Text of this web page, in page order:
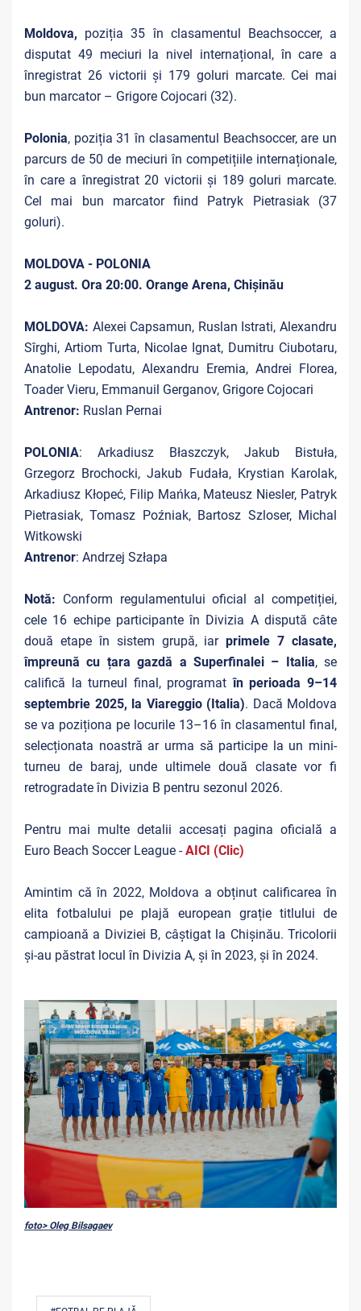
Moldova, poziția 35 în clasamentul Beachsoccer, a
disputat 49 meciuri la nivel internațional, în care a
înregistrat 26 victorii și 179 goluri marcate. Cei mai
bun marcator – Grigore Cojocari (32).
Polonia, poziția 31 în clasamentul Beachsoccer, are un
parcurs de 50 de meciuri în competițiile internaționale,
în care a înregistrat 20 victorii și 189 goluri marcate.
Cel mai bun marcator fiind Patryk Pietrasiak (37
goluri).
MOLDOVA - POLONIA
2 august. Ora 20:00. Orange Arena, Chișinău
MOLDOVA: Alexei Capsamun, Ruslan Istrati, Alexandru
Sîrghi, Artiom Turta, Nicolae Ignat, Dumitru Ciubotaru,
Anatolie Lepodatu, Alexandru Eremia, Andrei Florea,
Toader Vieru, Emmanuil Gerganov, Grigore Cojocari
Antrenor: Ruslan Pernai
POLONIA: Arkadiusz Błaszczyk, Jakub Bistuła,
Grzegorz Brochocki, Jakub Fudała, Krystian Karolak,
Arkadiusz Kłopeć, Filip Mańka, Mateusz Niesler, Patryk
Pietrasiak, Tomasz Poźniak, Bartosz Szloser, Michal
Witkowski
Antrenor: Andrzej Szłapa
Notă: Conform regulamentului oficial al competiției,
cele 16 echipe participante în Divizia A dispută câte
două etape în sistem grupă, iarprimele 7 clasate,
împreună cu țara gazdă a Superfinalei – Italia, se
califică la turneul final, programatîn perioada 9–14
septembrie 2025, la Viareggio (Italia). Dacă Moldova
se va poziționa pe locurile 13–16 în clasamentul final,
selecționata noastră ar urma să participe la un mini-
turneu de baraj, unde ultimele două clasate vor fi
retrogradate în Divizia B pentru sezonul 2026.
Pentru mai multe detalii accesați pagina oficială a
Euro Beach Soccer League -AICI (Clic)
Amintim că în 2022, Moldova a obținut calificarea în
elita fotbalului pe plajă european grație titlului de
campioană a Diviziei B, câștigat la Chișinău. Tricolorii
și-au păstrat locul în Divizia A, și în 2023, și în 2024.
foto> Oleg Bilsagaev